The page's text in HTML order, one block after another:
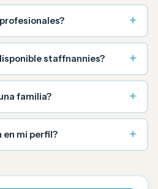
+
staffnannies? +
familia? +
en mi perfil? +